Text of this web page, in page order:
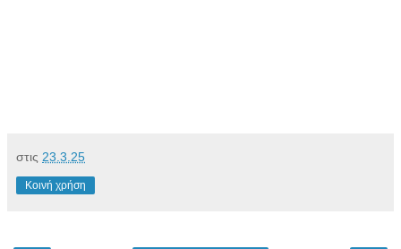
στις 23.3.25
Κοινή χρήση